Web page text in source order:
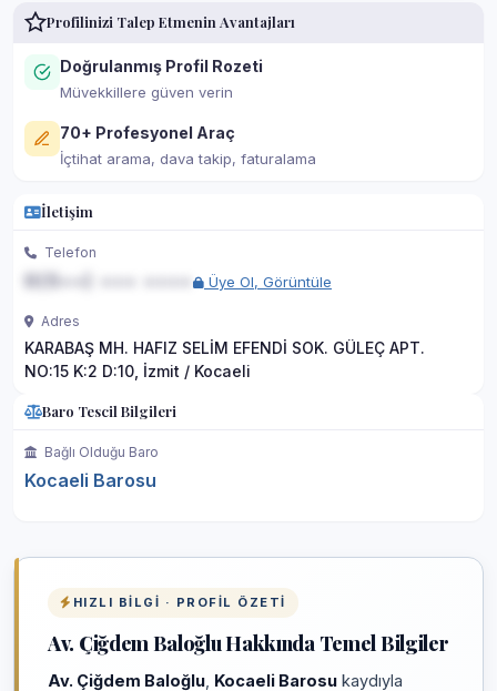
Profilinizi Talep Etmenin Avantajları
Doğrulanmış Profil Rozeti
Müvekkillere güven verin
70+ Profesyonel Araç
İçtihat arama, dava takip, faturalama
İletişim
Telefon
Üye Ol, Görüntüle
Adres
KARABAŞ MH. HAFIZ SELİM EFENDİ SOK. GÜLEÇ APT.
NO:15 K:2 D:10, İzmit / Kocaeli
Baro Tescil Bilgileri
Bağlı Olduğu Baro
Kocaeli Barosu
HIZLI BILGI · PROFIL ÖZETI
Av. Çiğdem Baloğlu Hakkında Temel Bilgiler
Av. Çiğdem Baloğlu Kocaeli Barosu kaydıyla